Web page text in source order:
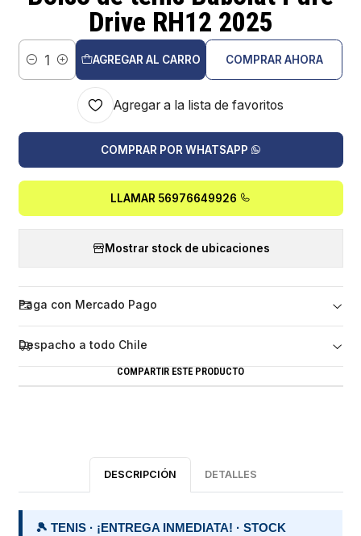
Drive RH12 2025
Cantidad
AGREGAR AL CARRO COMPRAR AHORA
Agregar a la lista de favoritos
COMPRAR POR WHATSAPP
LLAMAR 56976649926
Mostrar stock de ubicaciones
Paga con Mercado Pago
Despacho a todo Chile
COMPARTIR ESTE PRODUCTO
DESCRIPCIÓN DETALLES
🎾 TENIS · ¡ENTREGA INMEDIATA! · STOCK